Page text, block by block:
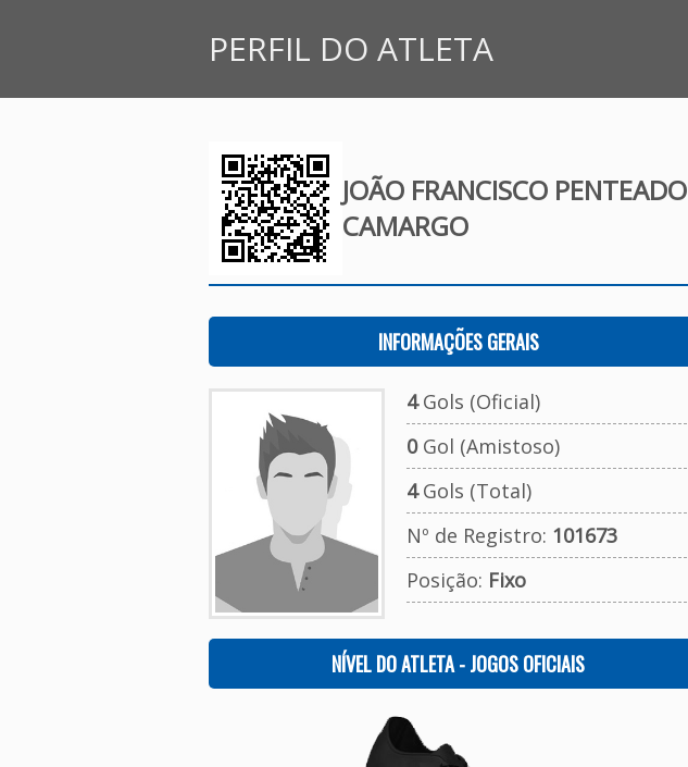
PERFIL DO ATLETA
JOÃO FRANCISCO PENTEADO
CAMARGO
INFORMAÇÕES GERAIS
4Gols (Oficial)
0Gol (Amistoso)
4Gols (Total)
Nº de Registro: 101673
Posição: Fixo
NÍVEL DO ATLETA - JOGOS OFICIAIS